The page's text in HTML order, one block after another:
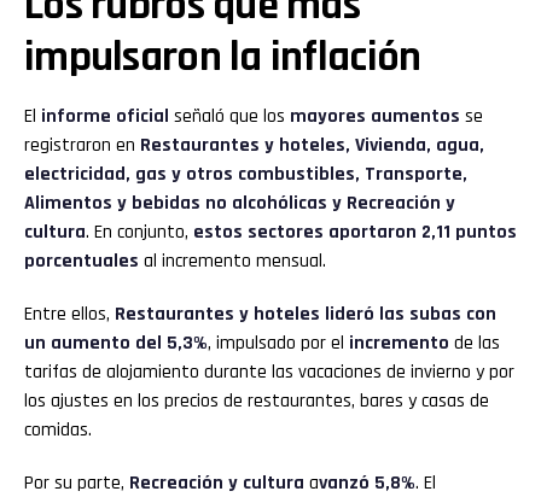
impulsaron la inflación
El informe oficial señaló que los mayores aumentos se
registraron en Restaurantes y hoteles, Vivienda, agua,
electricidad, gas y otros combustibles, Transporte,
Alimentos y bebidas no alcohólicas y Recreación y
cultura. En conjunto, estos sectores aportaron 2,11 puntos
porcentuales al incremento mensual.
Entre ellos, Restaurantes y hoteles lideró las subas con
un aumento del 5,3%, impulsado por el incremento de las
tarifas de alojamiento durante las vacaciones de invierno y por
los ajustes en los precios de restaurantes, bares y casas de
comidas.
Por su parte, Recreación y cultura avanzó 5,8%. El